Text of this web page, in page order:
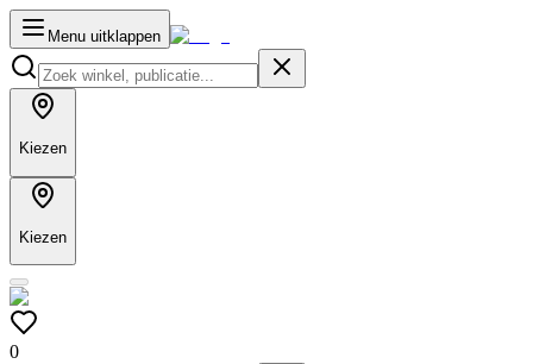
Menu uitklappen
Kiezen
Kiezen
0